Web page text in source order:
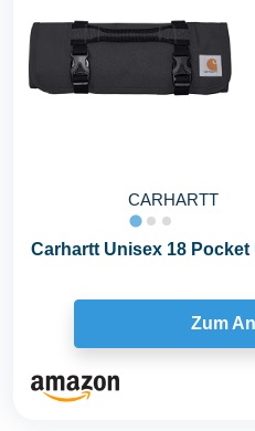
CARHARTT
Carhartt Unisex 18
Zum